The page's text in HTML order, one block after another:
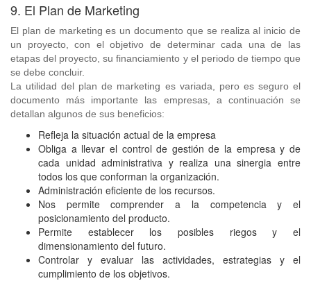
9. El Plan de Marketing
El plan de marketing es un documento que se realiza al inicio de
un proyecto, con el objetivo de determinar cada una de las
etapas del proyecto, su financiamiento y el periodo de tiempo que
se debe concluir.
La utilidad del plan de marketing es variada, pero es seguro el
documento más importante las empresas, a continuación se
detallan algunos de sus beneficios:
Refleja la situación actual de la empresa
Obliga a llevar el control de gestión de la empresa y de
cada unidad administrativa y realiza una sinergia entre
todos los que conforman la organización.
Administración eficiente de los recursos.
Nos permite comprender a la competencia y el
posicionamiento del producto.
Permite establecer los posibles riegos y el
dimensionamiento del futuro.
Controlar y evaluar las actividades, estrategias y el
cumplimiento de los objetivos.